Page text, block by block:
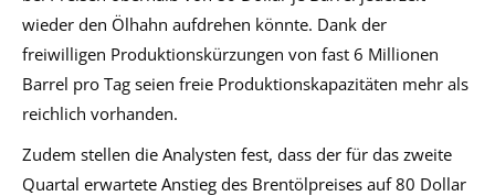
wieder den Ölhahn aufdrehen könnte. Dank der
freiwilligen Produktionskürzungen von fast 6 Millionen
Barrel pro Tag seien freie Produktionskapazitäten mehr als
reichlich vorhanden.
Zudem stellen die Analysten fest, dass der für das zweite
Quartal erwartete Anstieg des Brentölpreises auf 80 Dollar